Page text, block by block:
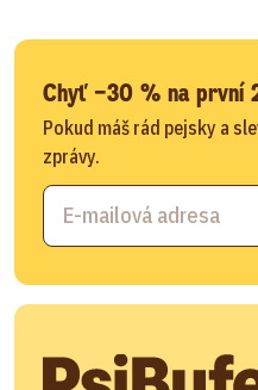
Chyť −30 % na první
Pokud máš rád pejsky a
zprávy.